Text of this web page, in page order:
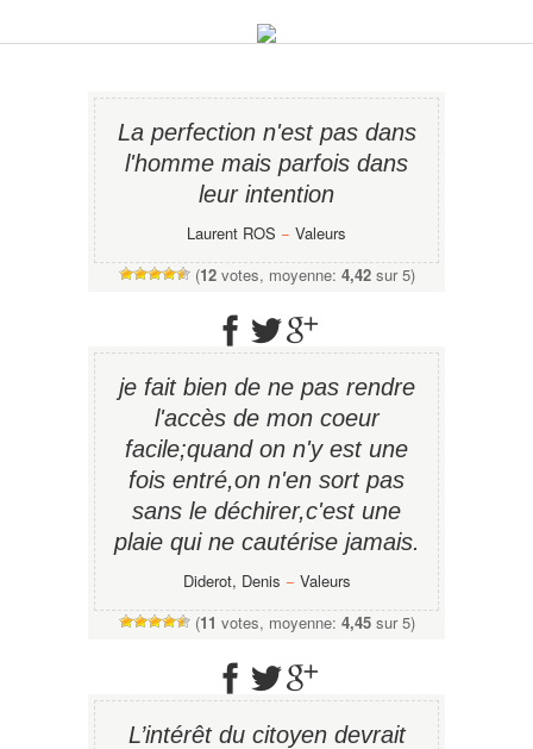
La perfection n'est pas dans
l'homme mais parfois dans
leur intention
Laurent ROS − Valeurs
(12votes, moyenne: 4,42sur 5)
je fait bien de ne pas rendre
l'accès de mon coeur
facile;quand on n'y est une
fois entré,on n'en sort pas
sans le déchirer,c'est une
plaie qui ne cautérise jamais.
Diderot, Denis − Valeurs
(11 votes, moyenne: 4,45sur 5)
L’intérêt du citoyen devrait